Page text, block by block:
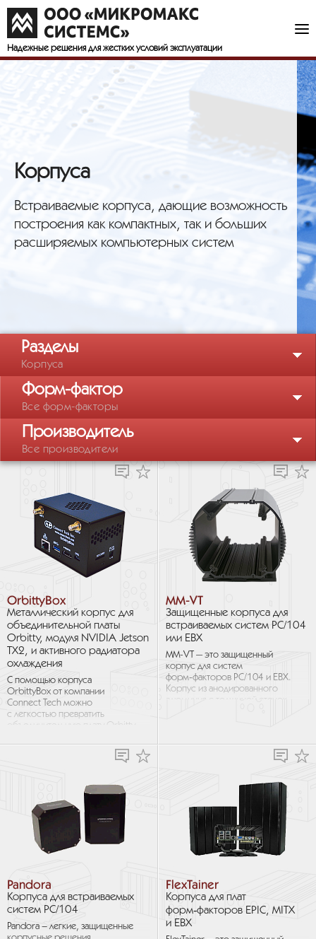
Надежные решения для жестких условий эксплуатации
Корпуса
Встраиваемые корпуса, дающие возможность
построения как компактных, так и больших
расширяемых компьютерных систем
Разделы
Корпуса
Форм-фактор
Все форм-факторы
Производитель
Все производители
OrbittyBox
Металлический корпус для
объединительной платы
Orbitty, модуля NVIDIA Jetson
TX2, и активного радиатора
охлаждения
С помощью корпуса
OrbittyBox от компании
Connect Tech можно
с легкостью превратить
объединительную плату Orbitty
укомплектованную систему
MM-VT
Защищенные корпуса для
встраиваемых систем PC/104
или EBX
MM-VT — это защищенный
корпус для систем
форм‑факторов PC/104 и EBX.
Корпус из анодированного
Pandora
Корпуса для встраиваемых
систем PC/104
Pandora – легкие, защищенные
FlexTainer
Корпуса для плат
форм‑факторов EPIC, MITX
и EBX